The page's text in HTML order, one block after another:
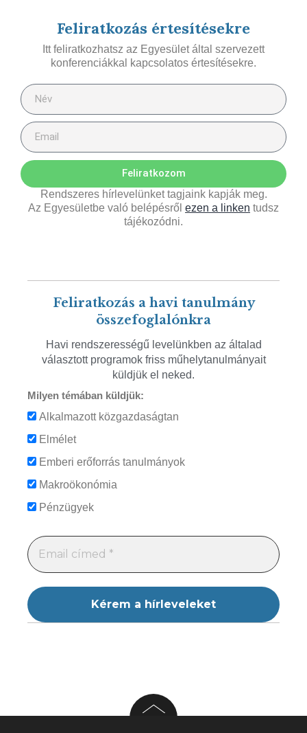
Feliratkozás értesítésekre
Itt feliratkozhatsz az Egyesület által szervezett
konferenciákkal kapcsolatos értesítésekre.
Feliratkozom
Rendszeres hírlevelünket tagjaink kapják meg.
Az Egyesületbe való belépésről ezen a linken tudsz
tájékozódni.
Feliratkozás a havi tanulmány
összefoglalónkra
Havi rendszerességű levelünkben az általad
választott programok friss műhelytanulmányait
küldjük el neked.
Milyen témában küldjük:
Alkalmazott közgazdaságtan
Elmélet
Emberi erőforrás tanulmányok
Makroökonómia
Pénzügyek